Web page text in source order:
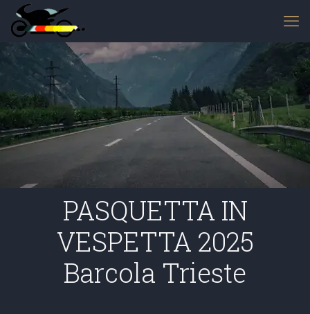
PASQUETTA IN
VESPETTA 2025
Barcola Trieste